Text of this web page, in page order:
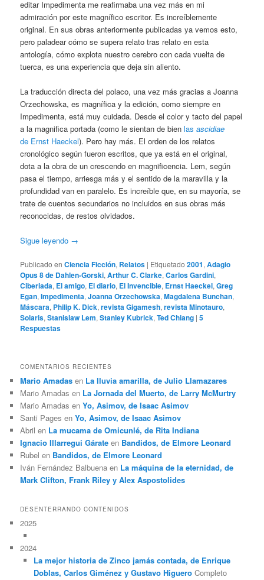
editar Impedimenta me reafirmaba una vez más en mi
admiración por este magnífico escritor. Es increíblemente
original. En sus obras anteriormente publicadas ya vemos esto,
pero paladear cómo se supera relato tras relato en esta
antología, cómo explota nuestro cerebro con cada vuelta de
tuerca, es una experiencia que deja sin aliento.
La traducción directa del polaco, una vez más gracias a Joanna
Orzechowska, es magnífica y la edición, como siempre en
Impedimenta, está muy cuidada. Desde el color y tacto del papel
a la magnifica portada (como le sientan de bienlasascidiae
de Ernst Haeckel). Pero hay más. El orden de los relatos
cronológico según fueron escritos, que ya está en el original,
dota a la obra de un crescendo en magnificencia. Lem, según
pasa el tiempo, arriesga más y el sentido de la maravilla y la
profundidad van en paralelo. Es increíble que, en su mayoría, se
trate de cuentos secundarios no incluidos en sus obras más
reconocidas, de restos olvidados.
Sigue leyendo →
Publicado en Ciencia Ficción, Relatos | Etiquetado 2001,Adagio
Opus 8 de Dahlen-Gorski,Arthur C. Clarke,Carlos Gardini,
Ciberiada, El amigo, El diario, El Invencible, Ernst Haeckel,Greg
Egan,Impedimenta,Joanna Orzechowska,Magdalena Bunchan,
Máscara, Philip K. Dick,revista Gigamesh,revista Minotauro,
Solaris,Stanislaw Lem,Stanley Kubrick,Ted Chiang |5
Respuestas
COMENTARIOS RECIENTES
Mario Amadas en La lluvia amarilla, de Julio Llamazares
Mario Amadas en La Jornada del Muerto, de Larry McMurtry
Mario Amadas enYo, Asimov, de Isaac Asimov
Santi Pages enYo, Asimov, de Isaac Asimov
Abril en La mucama de Omicunlé, de Rita Indiana
Ignacio Illarregui Gárate en Bandidos, de Elmore Leonard
Rubel en Bandidos, de Elmore Leonard
Iván Fernández Balbuena en La máquina de la eternidad, de
Mark Clifton, Frank Riley y Alex Aspostolides
DESENTERRANDO CONTENIDOS
2025
2024
La mejor historia de Zinco jamás contada, de Enrique
Doblas, Carlos Giménez y Gustavo HigueroCompleto